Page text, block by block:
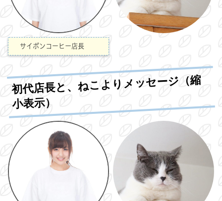
サイポンコーヒー店長
初代店長と、ねこよりメッセージ（縮
小表示）